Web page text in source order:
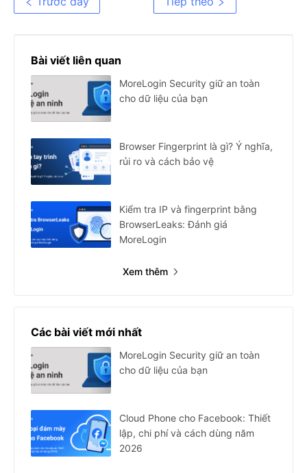
Bài viết liên quan
MoreLogin Security giữ an toàn
cho dữ liệu của bạn
Browser Fingerprint là gì? Ý nghĩa,
rủi ro và cách bảo vệ
Kiểm tra IP và fingerprint bằng
BrowserLeaks: Đánh giá
MoreLogin
Xem thêm
Các bài viết mới nhất
MoreLogin Security giữ an toàn
cho dữ liệu của bạn
Cloud Phone cho Facebook: Thiết
lập, chi phí và cách dùng năm
2026